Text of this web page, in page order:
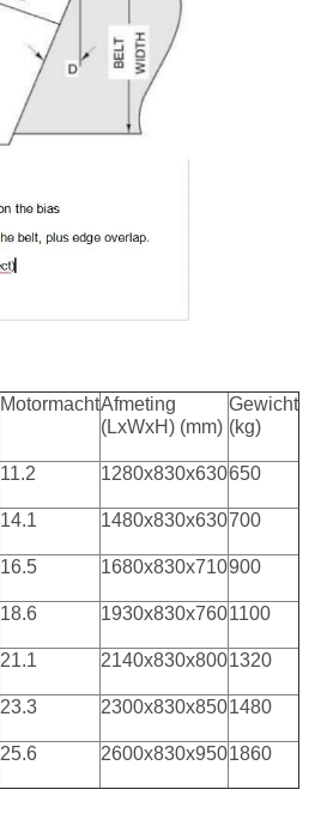
MotormachtAfmeting
(LxWxH) (mm)
Gewicht
(kg)
11.2 1280x830x630650
14.1 1480x830x630700
16.5 1680x830x710900
18.6 1930x830x7601100
21.1 2140x830x8001320
23.3 2300x830x8501480
25.6 2600x830x9501860